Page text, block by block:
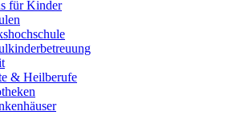
für Kinder
& Heilberufe